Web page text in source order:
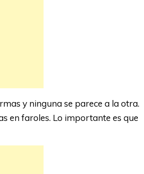
y ninguna se parece a la otra.
en faroles. Lo importante es que